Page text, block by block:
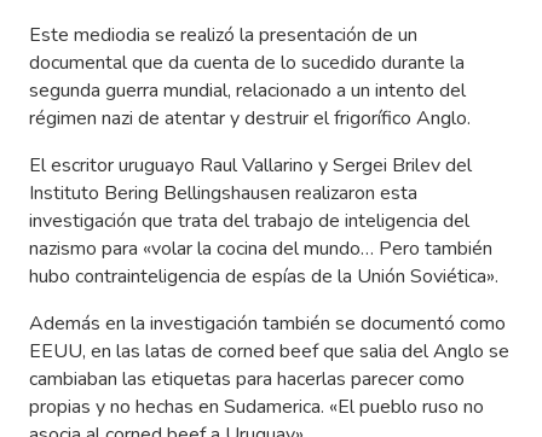
Este mediodia se realizó la presentación de un
documental que da cuenta de lo sucedido durante la
segunda guerra mundial, relacionado a un intento del
régimen nazi de atentar y destruir el frigorífico Anglo.
El escritor uruguayo Raul Vallarino y Sergei Brilev del
Instituto Bering Bellingshausen realizaron esta
investigación que trata del trabajo de inteligencia del
nazismo para «volar la cocina del mundo… Pero también
hubo contrainteligencia de espías de la Unión Soviética».
Además en la investigación también se documentó como
EEUU, en las latas de corned beef que salia del Anglo se
cambiaban las etiquetas para hacerlas parecer como
propias y no hechas en Sudamerica. «El pueblo ruso no